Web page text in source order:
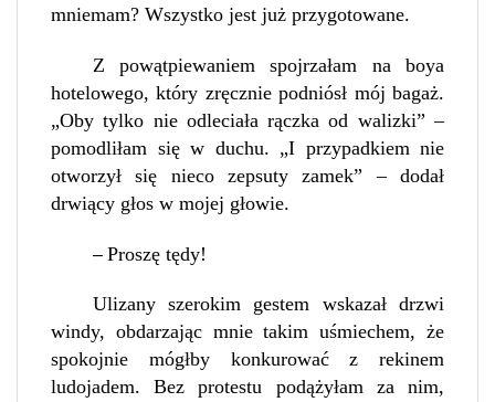
mniemam? Wszystko jest już przygotowane.
Z powątpiewaniem spojrzałam na boya
hotelowego, który zręcznie podniósł mój bagaż.
„Oby tylko nie odleciała rączka od walizki” –
pomodliłam się w duchu. „I przypadkiem nie
otworzył się nieco zepsuty zamek” – dodał
drwiący głos w mojej głowie.
– Proszę tędy!
Ulizany szerokim gestem wskazał drzwi
windy, obdarzając mnie takim uśmiechem, że
spokojnie mógłby konkurować z rekinem
ludojadem. Bez protestu podążyłam za nim,